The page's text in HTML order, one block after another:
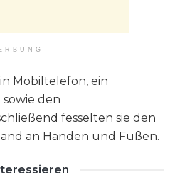
Mobiltelefon, ein
den
fesselten sie den
an Händen und Füßen.